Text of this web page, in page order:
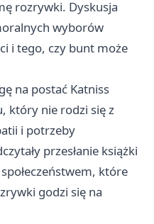
rozrywki. Dyskusja
wyborów
i tego, czy bunt może
na postać Katniss
który nie rodzi się z
i potrzeby
przesłanie książki
które
godzi się na